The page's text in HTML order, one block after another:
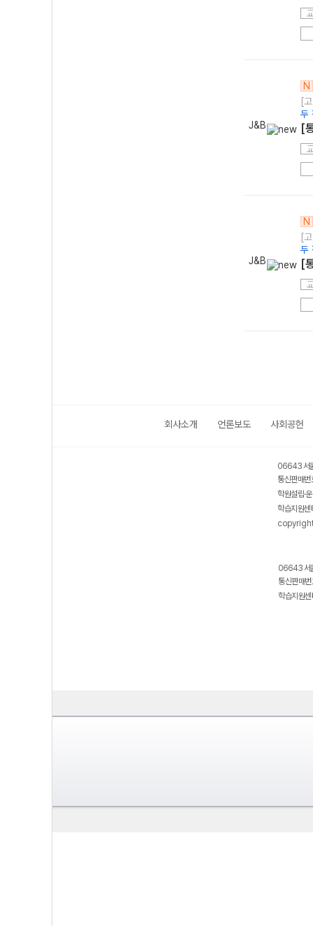
J&B
N
[
두
[
J&B
N
[
두
[
회사소개 언론보도 사회공헌
06643 서
통신판매
학원설립·
학습지원
06643 서
통신판매
학습지원